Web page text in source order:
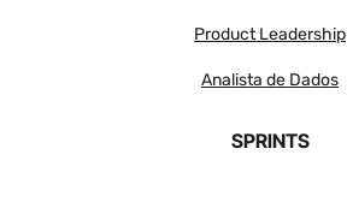
Product Leadership
Analista de Dados
SPRINTS